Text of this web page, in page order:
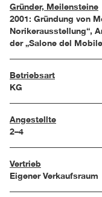
Gründer, Meilensteine
2001: Gründung von
Norikerausstellung“,
der „Salone del
Betriebsart
KG
Angestellte
2–4
Vertrieb
Eigener Verkaufsraum